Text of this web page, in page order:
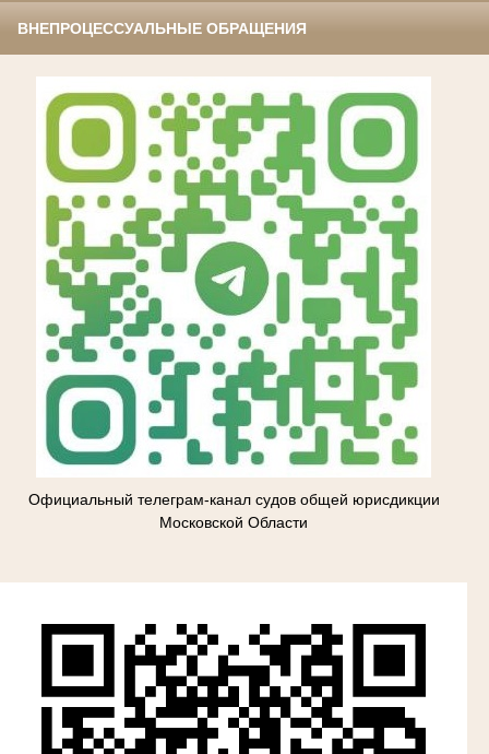
ВНЕПРОЦЕССУАЛЬНЫЕ ОБРАЩЕНИЯ
Официальный телеграм-канал судов общей юрисдикции
Московской Области